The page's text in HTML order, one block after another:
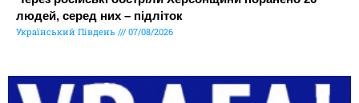
людей, серед них – підліток
Український Південь 07/08/2026